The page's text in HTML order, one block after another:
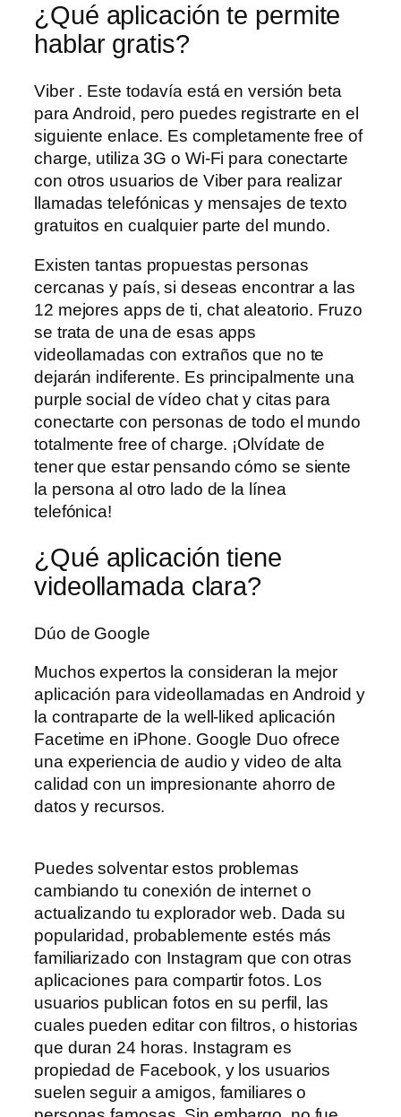
¿Qué aplicación te permite
hablar gratis?
Viber . Este todavía está en versión beta
para Android, pero puedes registrarte en el
siguiente enlace. Es completamente free of
charge, utiliza 3G o Wi-Fi para conectarte
con otros usuarios de Viber para realizar
llamadas telefónicas y mensajes de texto
gratuitos en cualquier parte del mundo.
Existen tantas propuestas personas
cercanas y país, si deseas encontrar a las
12 mejores apps de ti, chat aleatorio. Fruzo
se trata de una de esas apps
videollamadas con extraños que no te
dejarán indiferente. Es principalmente una
purple social de vídeo chat y citas para
conectarte con personas de todo el mundo
totalmente free of charge. ¡Olvídate de
tener que estar pensando cómo se siente
la persona al otro lado de la línea
telefónica!
¿Qué aplicación tiene
videollamada clara?
Dúo de Google
Muchos expertos la consideran la mejor
aplicación para videollamadas en Android y
la contraparte de la well-liked aplicación
Facetime en iPhone. Google Duo ofrece
una experiencia de audio y video de alta
calidad con un impresionante ahorro de
datos y recursos.
Puedes solventar estos problemas
cambiando tu conexión de internet o
actualizando tu explorador web. Dada su
popularidad, probablemente estés más
familiarizado con Instagram que con otras
aplicaciones para compartir fotos. Los
usuarios publican fotos en su perfil, las
cuales pueden editar con filtros, o historias
que duran 24 horas. Instagram es
propiedad de Facebook, y los usuarios
suelen seguir a amigos, familiares o